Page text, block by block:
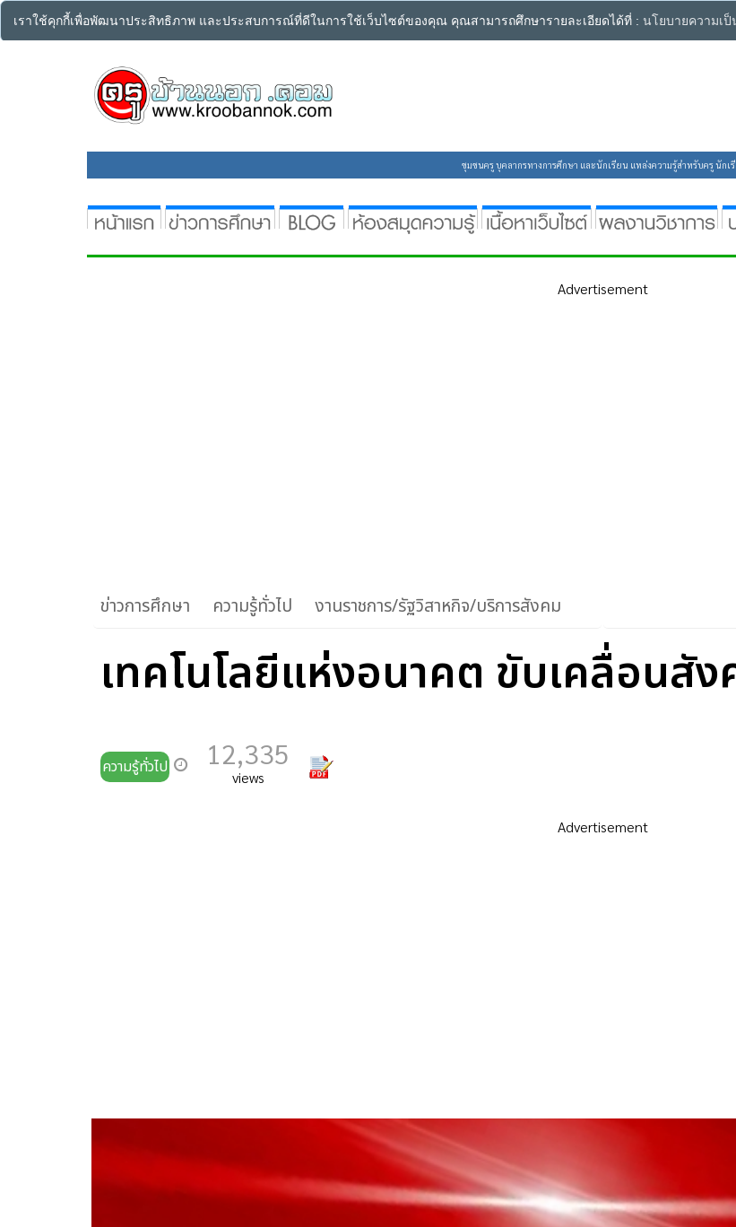
เราใช้คุกกี้เพื่อพัฒนาประสิทธิภาพ และประสบการณ์ที่ดีในการใช้เว็บไซต์ของคุณ คุณสามารถศึกษารายละเอียดได้ที่ : นโยบายความเ
ชุมชนครู บุคลากรทางการศึกษา และนักเรียน แหล่งความรู้สำหรับครู นัก
Advertisement
ข่าวการศึกษา ความรู้ทั่วไป งานราชการ/รัฐวิสาหกิจ/บริการสังคม
เทคโนโลยีแห่งอนาคต ขับเคลื่อนสั
ความรู้ทั่วไป 12,335
views
Advertisement